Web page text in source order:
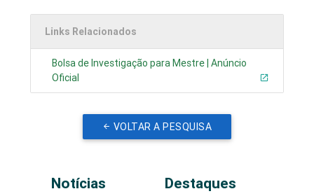
Links Relacionados
Bolsa de Investigação para Mestre | Anúncio
Oficial
VOLTAR A PESQUISA
Notícias Destaques